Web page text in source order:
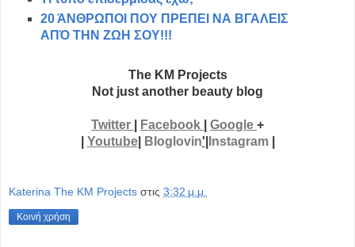
20 ΆΝΘΡΩΠΟΙ ΠΟΥ ΠΡΕΠΕΙ ΝΑ ΒΓΑΛΕΙΣ
ΑΠΌ ΤΗΝ ΖΩΗ ΣΟΥ!!!
The KM Projects
Not just another beauty blog
Twitter Facebook Google +
Youtube| Bloglovin' Instagram
Katerina The KM Projects στις 3:32 μ.μ.
Κοινή χρήση